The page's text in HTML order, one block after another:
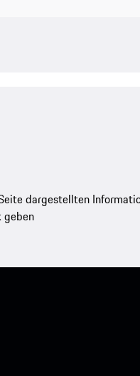
dargestellten
geben